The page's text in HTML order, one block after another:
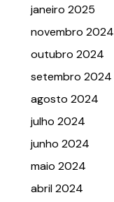
janeiro 2025
novembro 2024
outubro 2024
setembro 2024
agosto 2024
julho 2024
junho 2024
maio 2024
abril 2024